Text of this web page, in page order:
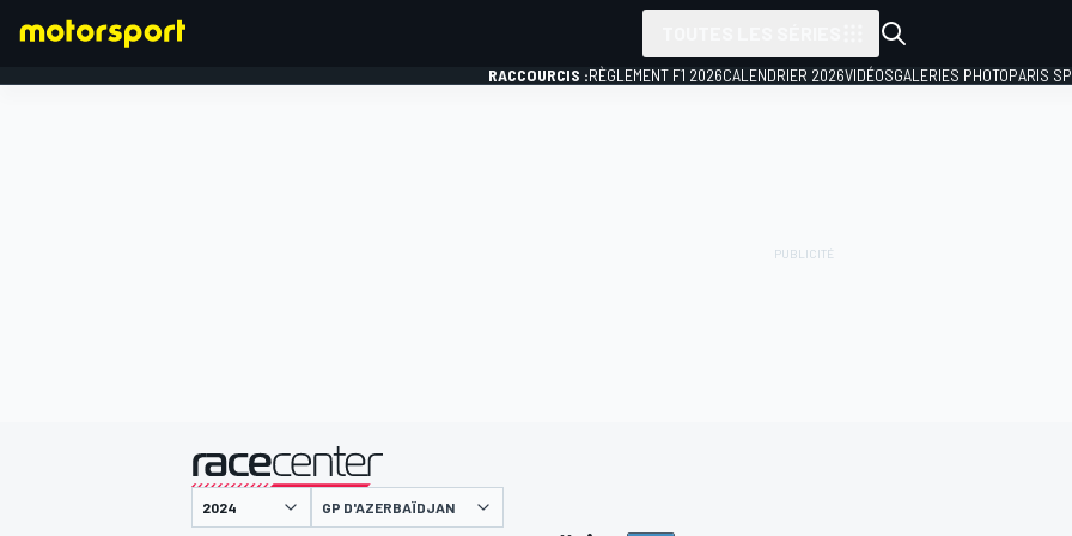
RACCOURCIS :RÈGLEMENT F1 2026CALENDRIER 2026VIDÉOSGALERIES PHOTOPARIS
présenté par
GP D'AZERBAÏDJAN